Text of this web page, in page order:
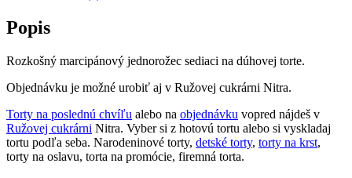
Popis
Rozkošný marcipánový jednorožec sediaci na dúhovej torte.
Objednávku je možné urobiť aj v Ružovej cukrárni Nitra.
Torty na poslednú chvíľu alebo na objednávku vopred nájdeš v
Ružovej cukrárni Nitra. Vyber si z hotovú tortu alebo si vyskladaj
tortu podľa seba. Narodeninové torty, detské torty, torty na krst,
torty na oslavu, torta na promócie, firemná torta.